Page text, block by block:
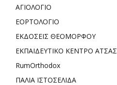
ΑΓΙΟΛΟΓΙΟ
ΕΟΡΤΟΛΟΓΙΟ
ΕΚΔΟΣΕΙΣ ΘΕΟΜΟΡΦΟΥ
ΕΚΠΑΙΔΕΥΤΙΚΟ ΚΕΝΤΡΟ ΑΤΣΑΣ
RumOrthodox
ΠΑΛΙΑ ΙΣΤΟΣΕΛΙΔΑ